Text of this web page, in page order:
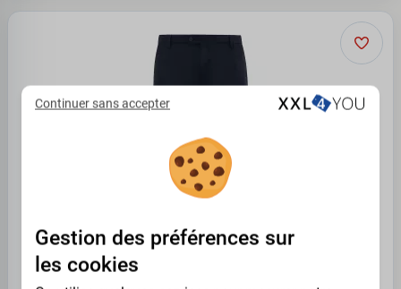
Continuer sans accepter
Gestion des préférences sur
les cookies